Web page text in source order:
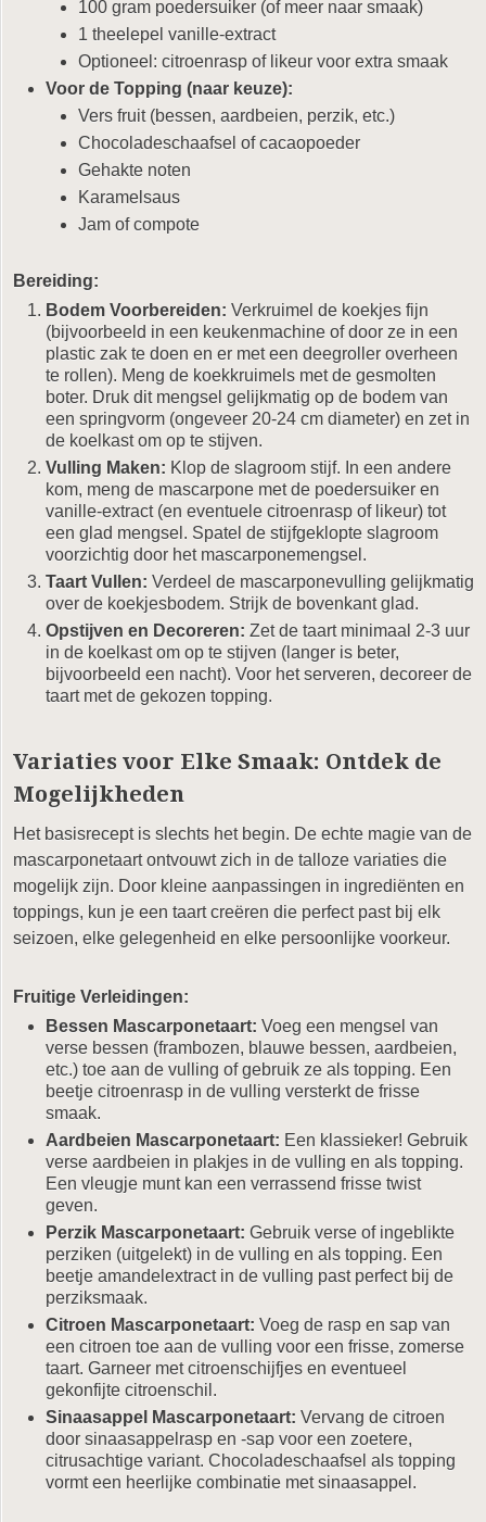
100 gram poedersuiker (of meer naar smaak)
1 theelepel vanille-extract
Optioneel: citroenrasp of likeur voor extra smaak
Voor de Topping (naar keuze):
Vers fruit (bessen, aardbeien, perzik, etc.)
Chocoladeschaafsel of cacaopoeder
Gehakte noten
Karamelsaus
Jam of compote
Bereiding:
Bodem Voorbereiden: Verkruimel de koekjes fijn
(bijvoorbeeld in een keukenmachine of door ze in een
plastic zak te doen en er met een deegroller overheen
te rollen). Meng de koekkruimels met de gesmolten
boter. Druk dit mengsel gelijkmatig op de bodem van
een springvorm (ongeveer 20-24 cm diameter) en zet in
de koelkast om op te stijven.
Vulling Maken: Klop de slagroom stijf. In een andere
kom, meng de mascarpone met de poedersuiker en
vanille-extract (en eventuele citroenrasp of likeur) tot
een glad mengsel. Spatel de stijfgeklopte slagroom
voorzichtig door het mascarponemengsel.
Taart Vullen: Verdeel de mascarponevulling gelijkmatig
over de koekjesbodem. Strijk de bovenkant glad.
Opstijven en Decoreren: Zet de taart minimaal 2-3 uur
in de koelkast om op te stijven (langer is beter,
bijvoorbeeld een nacht). Voor het serveren, decoreer de
taart met de gekozen topping.
Variaties voor Elke Smaak: Ontdek de
Mogelijkheden
Het basisrecept is slechts het begin. De echte magie van de
mascarponetaart ontvouwt zich in de talloze variaties die
mogelijk zijn. Door kleine aanpassingen in ingrediënten en
toppings, kun je een taart creëren die perfect past bij elk
seizoen, elke gelegenheid en elke persoonlijke voorkeur.
Fruitige Verleidingen:
Bessen Mascarponetaart: Voeg een mengsel van
verse bessen (frambozen, blauwe bessen, aardbeien,
etc.) toe aan de vulling of gebruik ze als topping. Een
beetje citroenrasp in de vulling versterkt de frisse
smaak.
Aardbeien Mascarponetaart: Een klassieker! Gebruik
verse aardbeien in plakjes in de vulling en als topping.
Een vleugje munt kan een verrassend frisse twist
geven.
Perzik Mascarponetaart: Gebruik verse of ingeblikte
perziken (uitgelekt) in de vulling en als topping. Een
beetje amandelextract in de vulling past perfect bij de
perziksmaak.
Citroen Mascarponetaart: Voeg de rasp en sap van
een citroen toe aan de vulling voor een frisse, zomerse
taart. Garneer met citroenschijfjes en eventueel
gekonfijte citroenschil.
Sinaasappel Mascarponetaart: Vervang de citroen
door sinaasappelrasp en -sap voor een zoetere,
citrusachtige variant. Chocoladeschaafsel als topping
vormt een heerlijke combinatie met sinaasappel.